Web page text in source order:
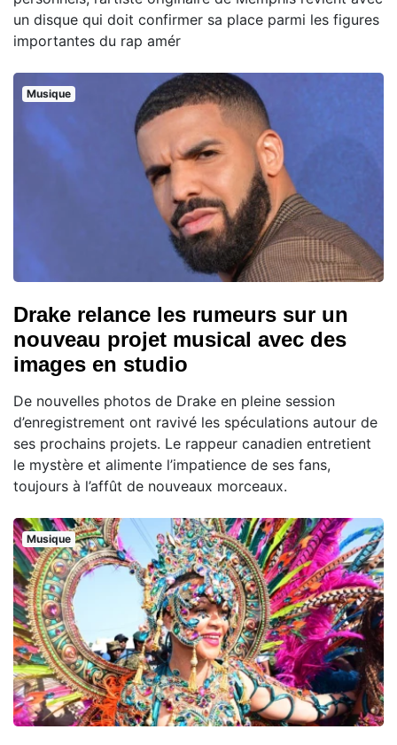
un disque qui doit confirmer sa place parmi les figures
importantes du rap amér
Musique
Drake relance les rumeurs sur un
nouveau projet musical avec des
images en studio
De nouvelles photos de Drake en pleine session
d’enregistrement ont ravivé les spéculations autour de
ses prochains projets. Le rappeur canadien entretient
le mystère et alimente l’impatience de ses fans,
toujours à l’affût de nouveaux morceaux.
Musique